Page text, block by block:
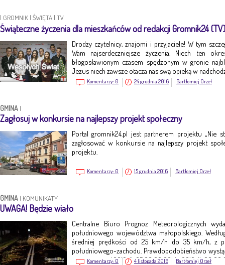
| GROMNIK | ŚWIĘTA | TV
Świąteczne życzenia dla mieszkańców od redakcji Gromnik24 (TV)
Drodzy czytelnicy, znajomi i przyjaciele! W tym
Wam najserdeczniejsze życzenia. Niech ten
błogosławionym czasem spędzonym w gronie
Jezus niech zawsze otacza nas swą opieką w
Komentarzy: 0 24 grudnia 2016 Bartłomiej Orzeł
GMINA |
Zagłosuj w konkursie na najlepszy projekt społeczny
Portal gromnik24.pl jest partnerem projektu „Nie
zagłosować w konkursie na najlepszy projekt
projektu.
Komentarzy: 0 15 grudnia 2016 Bartłomiej Orzeł
GMINA | KOMUNIKATY
UWAGA! Będzie wiało
Centralne Biuro Prognoz Meteorologicznych
południowego województwa małopolskiego.
średniej prędkości od 25 km/h do 35 km/h, z
południowego-zachodu. Prawdopodobieństwo
jest ważne o d 2016-11-05 08:00:00 do 2016-11-06
Komentarzy: 0 4 listopada 2016 Bartłomiej Orzeł